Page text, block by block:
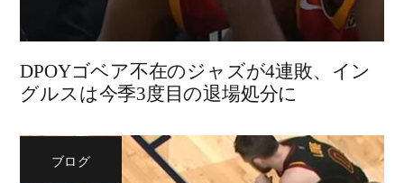
DPOYゴベア不在のジャズが4連敗、イン
グルスは今季3度目の退場処分に
ブログ